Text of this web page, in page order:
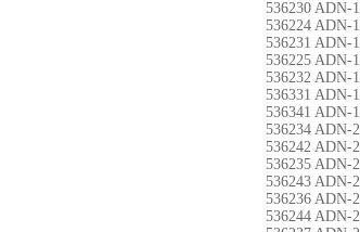
536230 ADN-
536224 ADN-
536231 ADN-
536225 ADN-
536232 ADN-
536331 ADN-
536341 ADN-
536234 ADN-
536242 ADN-
536235 ADN-
536243 ADN-
536236 ADN-
536244 ADN-